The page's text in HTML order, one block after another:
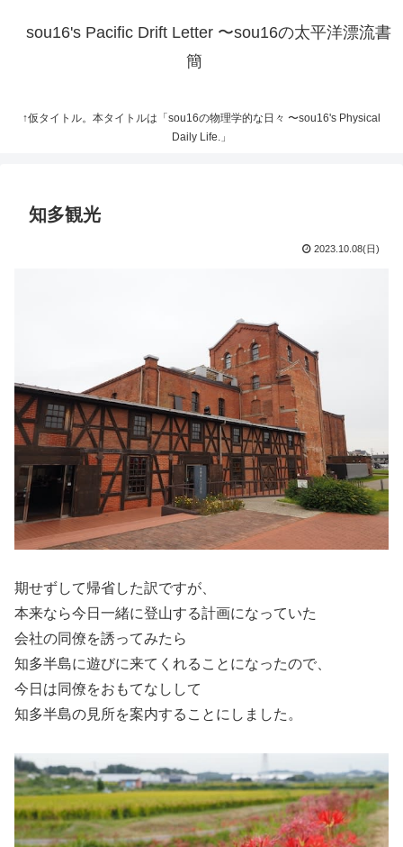
sou16's Pacific Drift Letter 〜sou16の太平洋漂流書
簡
↑仮タイトル。本タイトルは「sou16の物理学的な日々 〜sou16's Physical
Daily Life.」
知多観光
2023.10.08(日)
期せずして帰省した訳ですが、
本来なら今日一緒に登山する計画になっていた
会社の同僚を誘ってみたら
知多半島に遊びに来てくれることになったので、
今日は同僚をおもてなしして
知多半島の見所を案内することにしました。